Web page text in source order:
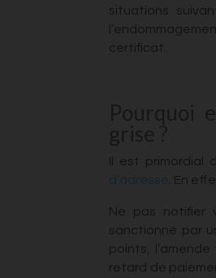
situations
certificat.
Il est primordial
. En
Ne pas notifier
sanctionné par
points,
retard de